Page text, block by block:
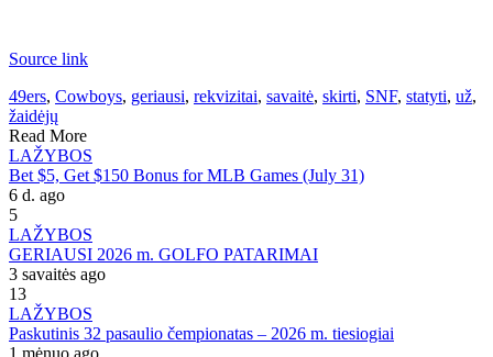
Source link
49ers, Cowboys, geriausi, rekvizitai, savaitė, skirti, SNF, statyti, už,
žaidėjų
Read More
LAŽYBOS
Bet $5, Get $150 Bonus for MLB Games (July 31)
6 d. ago
5
LAŽYBOS
GERIAUSI 2026 m. GOLFO PATARIMAI
3 savaitės ago
13
LAŽYBOS
Paskutinis 32 pasaulio čempionatas – 2026 m. tiesiogiai
1 mėnuo ago